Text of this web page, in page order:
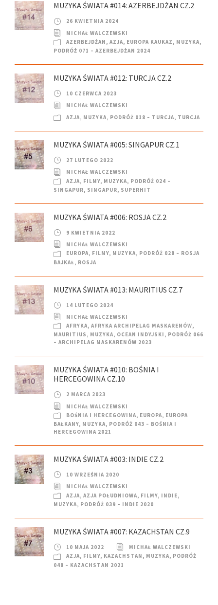
MUZYKA ŚWIATA #014: AZERBEJDŻAN CZ.2
26 KWIETNIA 2024
MICHAŁ WALCZEWSKI
AZERBEJDŻAN , AZJA, EUROPA KAUKAZ , MUZYKA,
PODRÓŻ 071 – AZERBEJDŻAN 2024
MUZYKA ŚWIATA #012: TURCJA CZ.2
10 CZERWCA 2023
MICHAŁ WALCZEWSKI
AZJA, MUZYKA, PODRÓŻ 018 – TURCJA, TURCJA
MUZYKA ŚWIATA #005: SINGAPUR CZ.1
27 LUTEGO 2022
MICHAŁ WALCZEWSKI
AZJA, FILMY, MUZYKA, PODRÓŻ 024 –
SINGAPUR, SINGAPUR, SUPERHIT
MUZYKA ŚWIATA #006: ROSJA CZ.2
9 KWIETNIA 2022
MICHAŁ WALCZEWSKI
EUROPA, FILMY, MUZYKA, PODRÓŻ 028 – ROSJA
BAJKAŁ , ROSJA
MUZYKA ŚWIATA #013: MAURITIUS CZ.7
14 LUTEGO 2024
MICHAŁ WALCZEWSKI
AFRYKA, AFRYKA ARCHIPELAG MASKARENÓW,
MAURITIUS , MUZYKA, OCEAN INDYJSKI , PODRÓŻ 066
– ARCHIPELAG MASKARENÓW 2023
MUZYKA ŚWIATA #010: BOŚNIA I
HERCEGOWINA CZ.10
2 MARCA 2023
MICHAŁ WALCZEWSKI
BOŚNIA I HERCEGOWINA, EUROPA, EUROPA
BAŁKANY, MUZYKA, PODRÓŻ 043 – BOŚNIA I
HERCEGOWINA 2021
MUZYKA ŚWIATA #003: INDIE CZ.2
10 WRZEŚNIA 2020
MICHAŁ WALCZEWSKI
AZJA, AZJA POŁUDNIOWA, FILMY, INDIE,
MUZYKA, PODRÓŻ 039 – INDIE 2020
MUZYKA ŚWIATA #007: KAZACHSTAN CZ.9
10 MAJA 2022
MICHAŁ WALCZEWSKI
AZJA, FILMY, KAZACHSTAN , MUZYKA, PODRÓŻ
048 – KAZACHSTAN 2021